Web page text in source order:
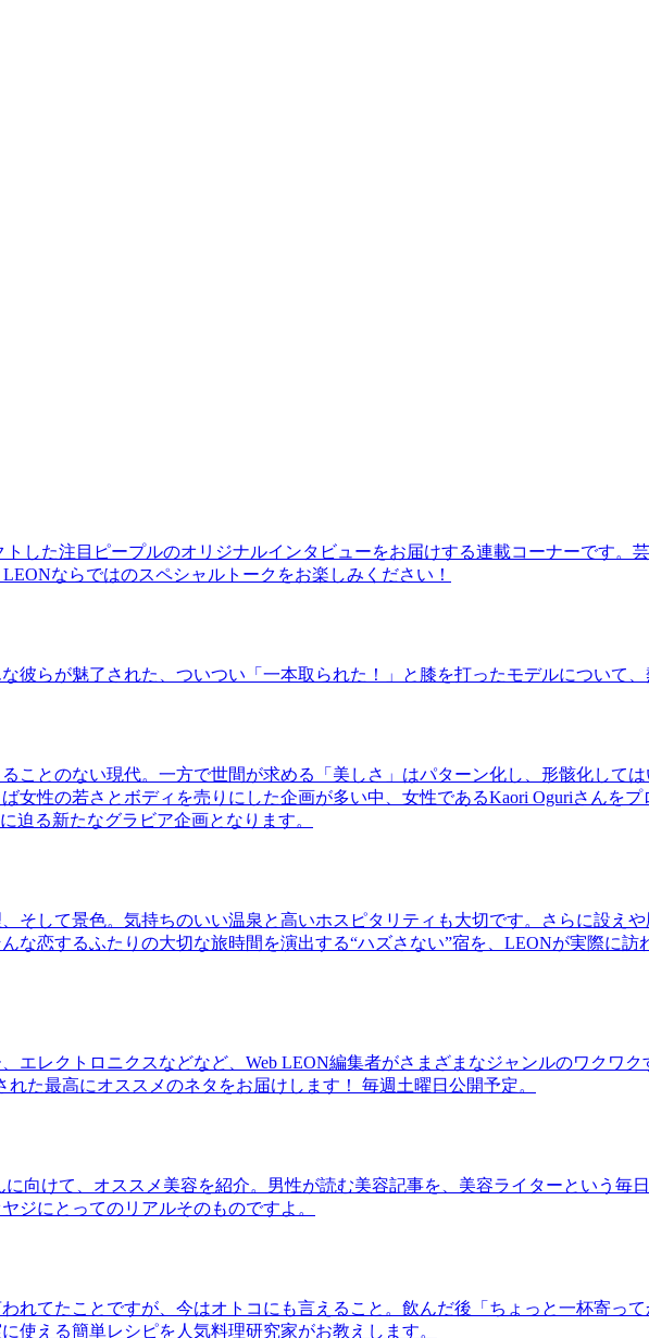
した注目ピープルのオリジナルインタビューをお届けする連載コーナーです。
ならではのスペシャルトークをお楽しみください！
彼らが魅了された、ついつい「一本取られた！」と膝を打ったモデルについて、
ことのない現代。一方で世間が求める「美しさ」はパターン化し、形骸化して
女性の若さとボディを売りにした企画が多い中、女性であるKaori Oguriさんを
迫る新たなグラビア企画となります。
して景色。気持ちのいい温泉と高いホスピタリティも大切です。さらに設え
な恋するふたりの大切な旅時間を演出する“ハズさない”宿を、LEONが実際に訪
エレクトロニクスなどなど、Web LEON編集者がさまざまなジャンルのワクワ
た最高にオススメのネタをお届けします！ 毎週土曜日公開予定。
向けて、オススメ美容を紹介。男性が読む美容記事を、美容ライターという毎
ジにとってのリアルそのものですよ。
れてたことですが、今はオトコにも言えること。飲んだ後「ちょっと一杯寄っ
使える簡単レシピを人気料理研究家がお教えします。